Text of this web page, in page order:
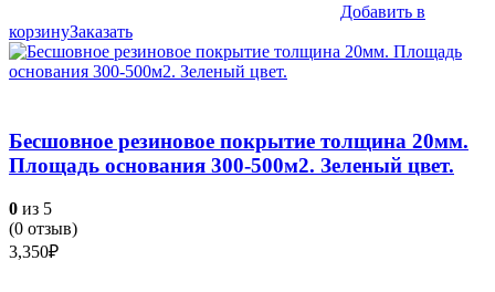
Добавить в
корзинуЗаказать
Бесшовное резиновое покрытие толщина 20мм.
Площадь основания 300-500м2. Зеленый цвет.
0 из 5
(0 отзыв)
3,350₽